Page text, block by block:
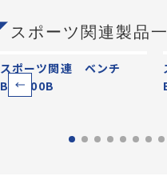
スポーツ関連製品
スポーツ関連 ベンチ
BE1800B